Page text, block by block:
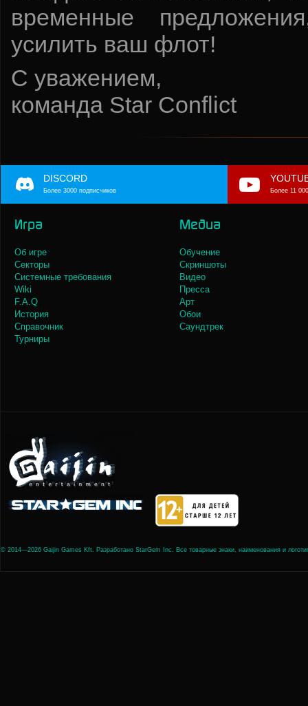
временные
усилить ваш флот!
С уважением,
команда Star Conflict
DISCORD
Более 3000 подписчиков Более 11
Игра
Об игре
Секторы
Системные требования
Wiki
F.A.Q
История
Справочник
Турниры
Медиа
Обучение
Скриншоты
Видео
Пресса
Арт
Обои
Саундтрек
© 2014—2026 Gaijin Games Kft. Разработано StarGem Inc. Все товарные знаки, наименования и